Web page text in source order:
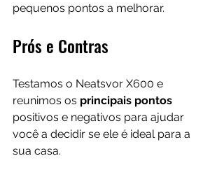
pequenos pontos a melhorar.
Prós e Contras
Testamos o Neatsvor X600 e
reunimos os principais pontos
positivos e negativos para ajudar
você a decidir se ele é ideal para a
sua casa.